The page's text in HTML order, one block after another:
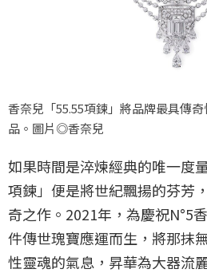
香奈兒「55.55項鍊」將品牌最具傳
品。圖片◎香奈兒
如果時間是淬煉經典的唯一度
項鍊」便是將世紀飄揚的芬芳
奇之作。2021年，為慶祝N°5
件傳世瑰寶應運而生，將那抹
性靈魂的氣息，昇華為大器流